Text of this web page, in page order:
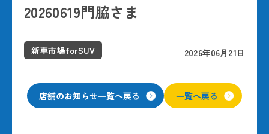
20260619門脇さま
新車市場forSUV 2026年06月21日
店舗のお知らせ一覧へ戻る 一覧へ戻る